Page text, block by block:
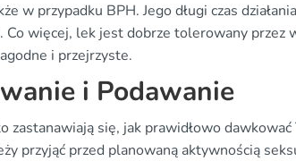
w przypadku BPH. Jego długi czas
Co więcej, lek jest dobrze tolerowany przez
i przejrzyste.
i Podawanie
zastanawiają się, jak prawidłowo
przyjąć przed planowaną aktywnością